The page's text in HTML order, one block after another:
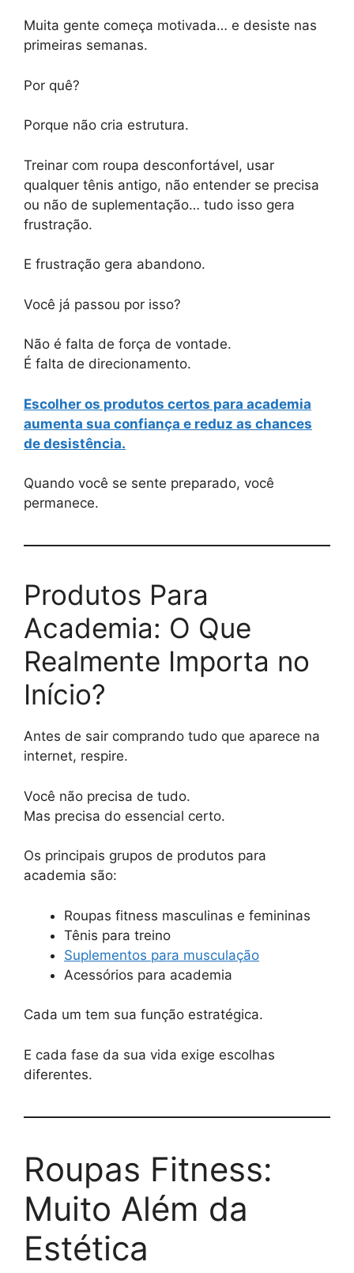
Muita gente começa motivada… e desiste nas
primeiras semanas.
Por quê?
Porque não cria estrutura.
Treinar com roupa desconfortável, usar
qualquer tênis antigo, não entender se precisa
ou não de suplementação… tudo isso gera
frustração.
E frustração gera abandono.
Você já passou por isso?
Não é falta de força de vontade.
É falta de direcionamento.
Escolher os produtos certos para academia
aumenta sua confiança e reduz as chances
de desistência.
Quando você se sente preparado, você
permanece.
Produtos Para
Academia: O Que
Realmente Importa no
Início?
Antes de sair comprando tudo que aparece na
internet, respire.
Você não precisa de tudo.
Mas precisa do essencial certo.
Os principais grupos de produtos para
academia são:
Roupas fitness masculinas e femininas
Tênis para treino
Suplementos para musculação
Acessórios para academia
Cada um tem sua função estratégica.
E cada fase da sua vida exige escolhas
diferentes.
Roupas Fitness:
Muito Além da
Estética